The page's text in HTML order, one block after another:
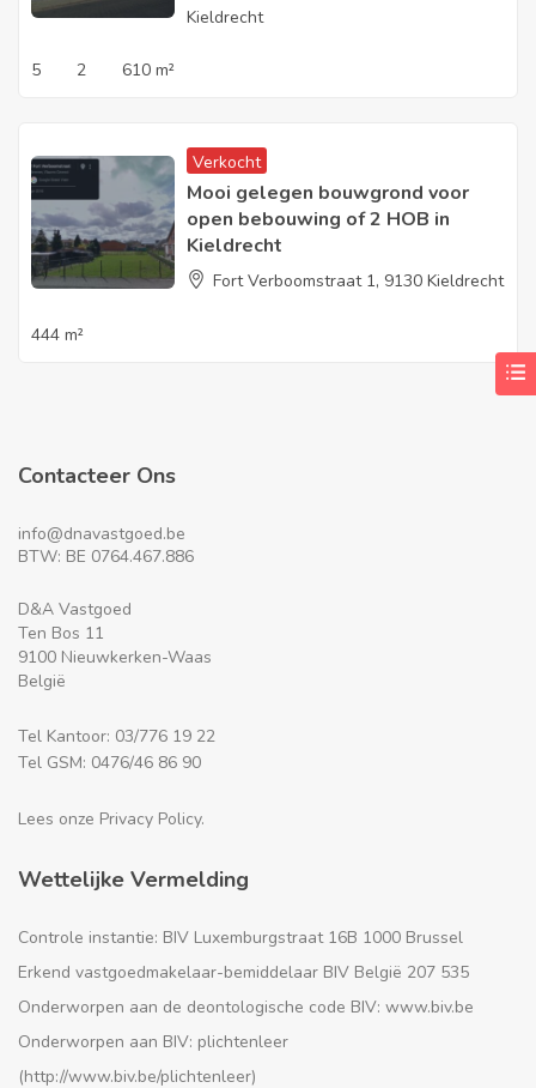
Kieldrecht
5 2 610 m²
Verkocht
Mooi gelegen bouwgrond voor
open bebouwing of 2 HOB in
Kieldrecht
Fort Verboomstraat 1, 9130 Kieldrecht
444 m²
Contacteer Ons
info@dnavastgoed.be
BTW: BE 0764.467.886
D&A Vastgoed
Ten Bos 11
9100 Nieuwkerken-Waas
België
Tel Kantoor: 03/776 19 22
Tel GSM: 0476/46 86 90
Lees onze Privacy Policy.
Wettelijke Vermelding
Controle instantie: BIV Luxemburgstraat 16B 1000 Brussel
Erkend vastgoedmakelaar-bemiddelaar BIV België 207 535
Onderworpen aan de deontologische code BIV: www.biv.be
Onderworpen aan BIV: plichtenleer
(http://www.biv.be/plichtenleer)